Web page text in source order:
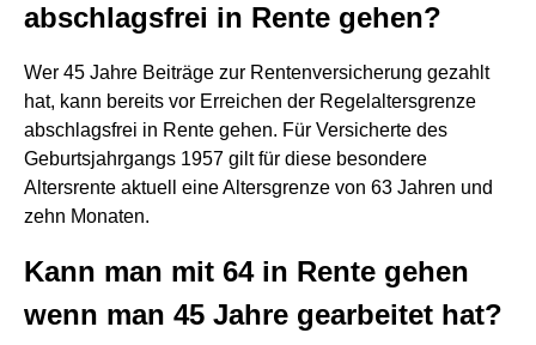
abschlagsfrei in Rente gehen?
Wer 45 Jahre Beiträge zur Rentenversicherung gezahlt
hat, kann bereits vor Erreichen der Regelaltersgrenze
abschlagsfrei in Rente gehen. Für Versicherte des
Geburtsjahrgangs 1957 gilt für diese besondere
Altersrente aktuell eine Altersgrenze von 63 Jahren und
zehn Monaten.
Kann man mit 64 in Rente gehen
wenn man 45 Jahre gearbeitet hat?